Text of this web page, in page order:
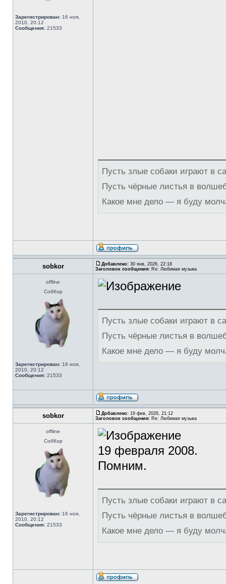
Зарегистрирован: 16 ноя,
2010, 20:12
Сообщения: 21533
Пусть злые собаки играют в
Пусть чёрные листья в
Какое мне дело — я буду
sobkor Добавлено: 30 янв, 2026, 22:18
Заголовок сообщения: Re: Любимая музыка
offline
СобКор
Зарегистрирован: 16 ноя,
2010, 20:12
Сообщения: 21533
Пусть злые собаки играют в
Пусть чёрные листья в
Какое мне дело — я буду
sobkor Добавлено: 19 фев, 2026, 21:12
Заголовок сообщения: Re: Любимая музыка
offline
СобКор
Зарегистрирован: 16 ноя,
2010, 20:12
Сообщения: 21533
19 февраля 2008.
Помним.
Пусть злые собаки играют в
Пусть чёрные листья в
Какое мне дело — я буду